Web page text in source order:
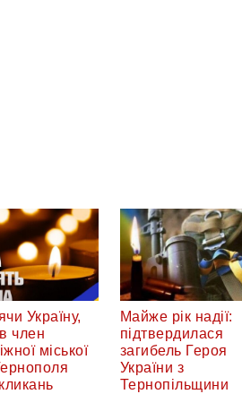
Україну,
член
міської
Майже рік надії:
підтвердилася
загибель Героя
України з
Тернопільщини